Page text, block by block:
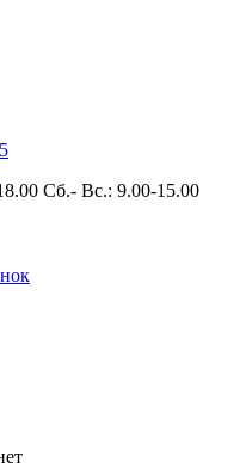
Сб.- Вс.: 9.00-15.00